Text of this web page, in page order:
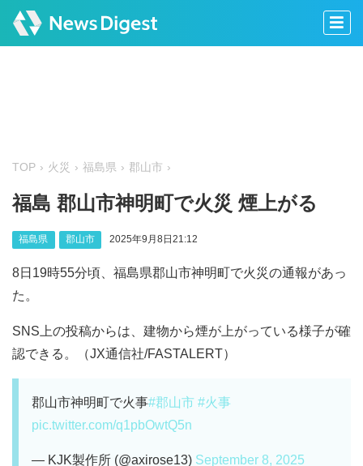
TOP 火災 福島県 郡山市
福島 郡山市神明町で火災 煙上がる
福島県 郡山市 2025年9月8日21:12
8日19時55分頃、福島県郡山市神明町で火災の通報があっ
た。
SNS上の投稿からは、建物から煙が上がっている様子が確
認できる。（JX通信社/FASTALERT）
郡山市神明町で火事#郡山市 #火事
pic.twitter.com/q1pbOwtQ5n
— KJK製作所 (@axirose13) September 8, 2025